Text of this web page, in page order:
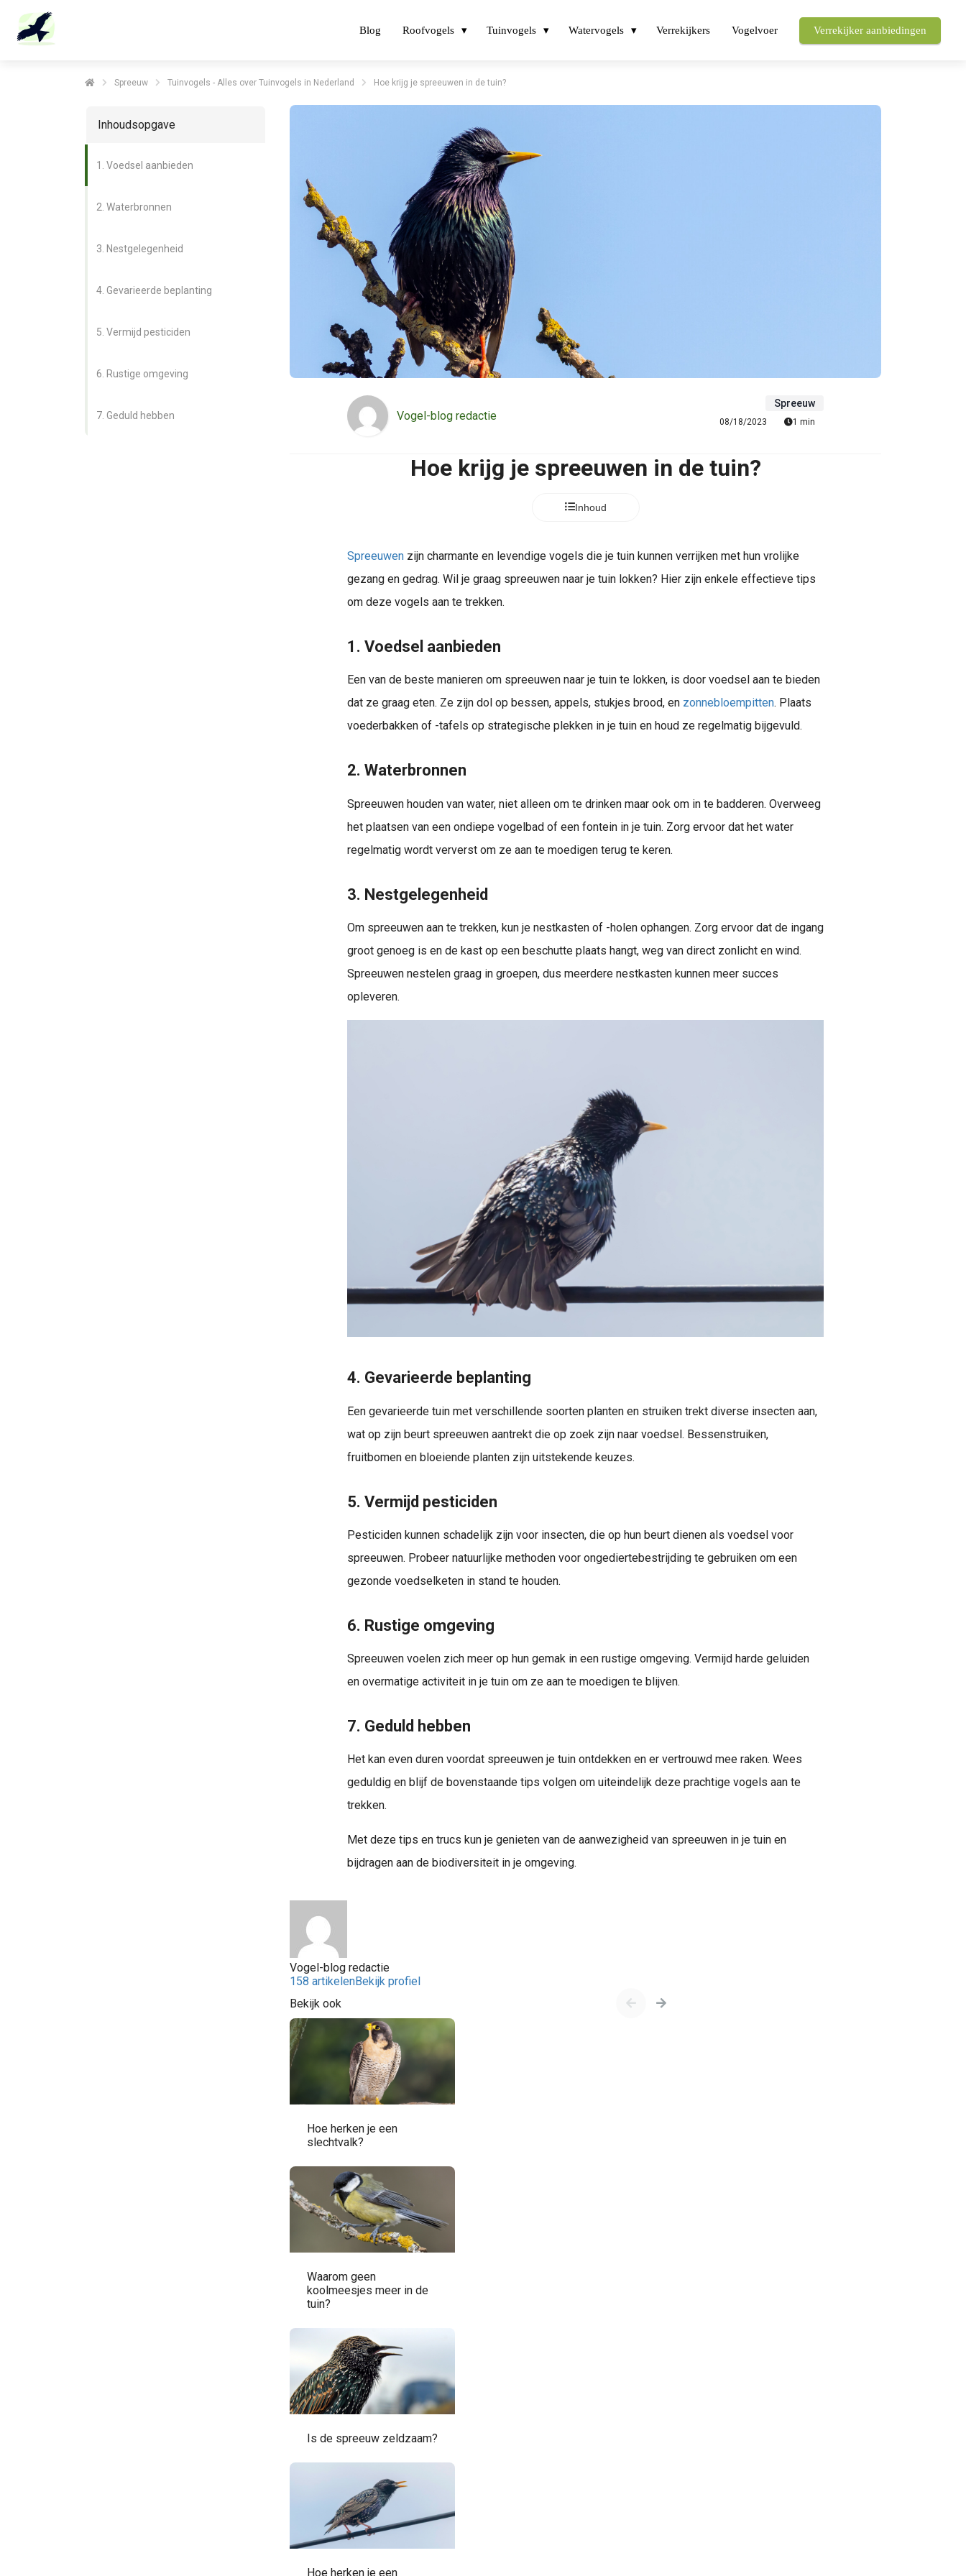
Blog Roofvogels Tuinvogels Watervogels Verrekijkers Vogelvoer Verrekijker aanbiedingen
Spreeuw Tuinvogels - Alles over Tuinvogels in Nederland Hoe krijg je spreeuwen in de tuin?
Inhoudsopgave
1. Voedsel aanbieden
2. Waterbronnen
3. Nestgelegenheid
4. Gevarieerde beplanting
5. Vermijd pesticiden
6. Rustige omgeving
7. Geduld hebben Vogel-blog redactie
Spreeuw
08/18/2023 1 min
Hoe krijg je spreeuwen in de tuin?
Inhoud
Spreeuwen zijn charmante en levendige vogels die je tuin kunnen verrijken met hun vrolijke
gezang en gedrag. Wil je graag spreeuwen naar je tuin lokken? Hier zijn enkele effectieve tips
om deze vogels aan te trekken.
1. Voedsel aanbieden
Een van de beste manieren om spreeuwen naar je tuin te lokken, is door voedsel aan te bieden
dat ze graag eten. Ze zijn dol op bessen, appels, stukjes brood, en zonnebloempitten. Plaats
voederbakken of -tafels op strategische plekken in je tuin en houd ze regelmatig bijgevuld.
2. Waterbronnen
Spreeuwen houden van water, niet alleen om te drinken maar ook om in te badderen. Overweeg
het plaatsen van een ondiepe vogelbad of een fontein in je tuin. Zorg ervoor dat het water
regelmatig wordt ververst om ze aan te moedigen terug te keren.
3. Nestgelegenheid
Om spreeuwen aan te trekken, kun je nestkasten of -holen ophangen. Zorg ervoor dat de ingang
groot genoeg is en de kast op een beschutte plaats hangt, weg van direct zonlicht en wind.
Spreeuwen nestelen graag in groepen, dus meerdere nestkasten kunnen meer succes
opleveren.
4. Gevarieerde beplanting
Een gevarieerde tuin met verschillende soorten planten en struiken trekt diverse insecten aan,
wat op zijn beurt spreeuwen aantrekt die op zoek zijn naar voedsel. Bessenstruiken,
fruitbomen en bloeiende planten zijn uitstekende keuzes.
5. Vermijd pesticiden
Pesticiden kunnen schadelijk zijn voor insecten, die op hun beurt dienen als voedsel voor
spreeuwen. Probeer natuurlijke methoden voor ongediertebestrijding te gebruiken om een
gezonde voedselketen in stand te houden.
6. Rustige omgeving
Spreeuwen voelen zich meer op hun gemak in een rustige omgeving. Vermijd harde geluiden
en overmatige activiteit in je tuin om ze aan te moedigen te blijven.
7. Geduld hebben
Het kan even duren voordat spreeuwen je tuin ontdekken en er vertrouwd mee raken. Wees
geduldig en blijf de bovenstaande tips volgen om uiteindelijk deze prachtige vogels aan te
trekken.
Met deze tips en trucs kun je genieten van de aanwezigheid van spreeuwen in je tuin en
bijdragen aan de biodiversiteit in je omgeving.
Vogel-blog redactie
158 artikelenBekijk profiel
Bekijk ook
Hoe herken je een
slechtvalk?
Waarom geen
koolmeesjes meer in de
tuin?
Is de spreeuw zeldzaam?
Hoe herken je een
anoniem
te
over